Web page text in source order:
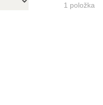
1 položka